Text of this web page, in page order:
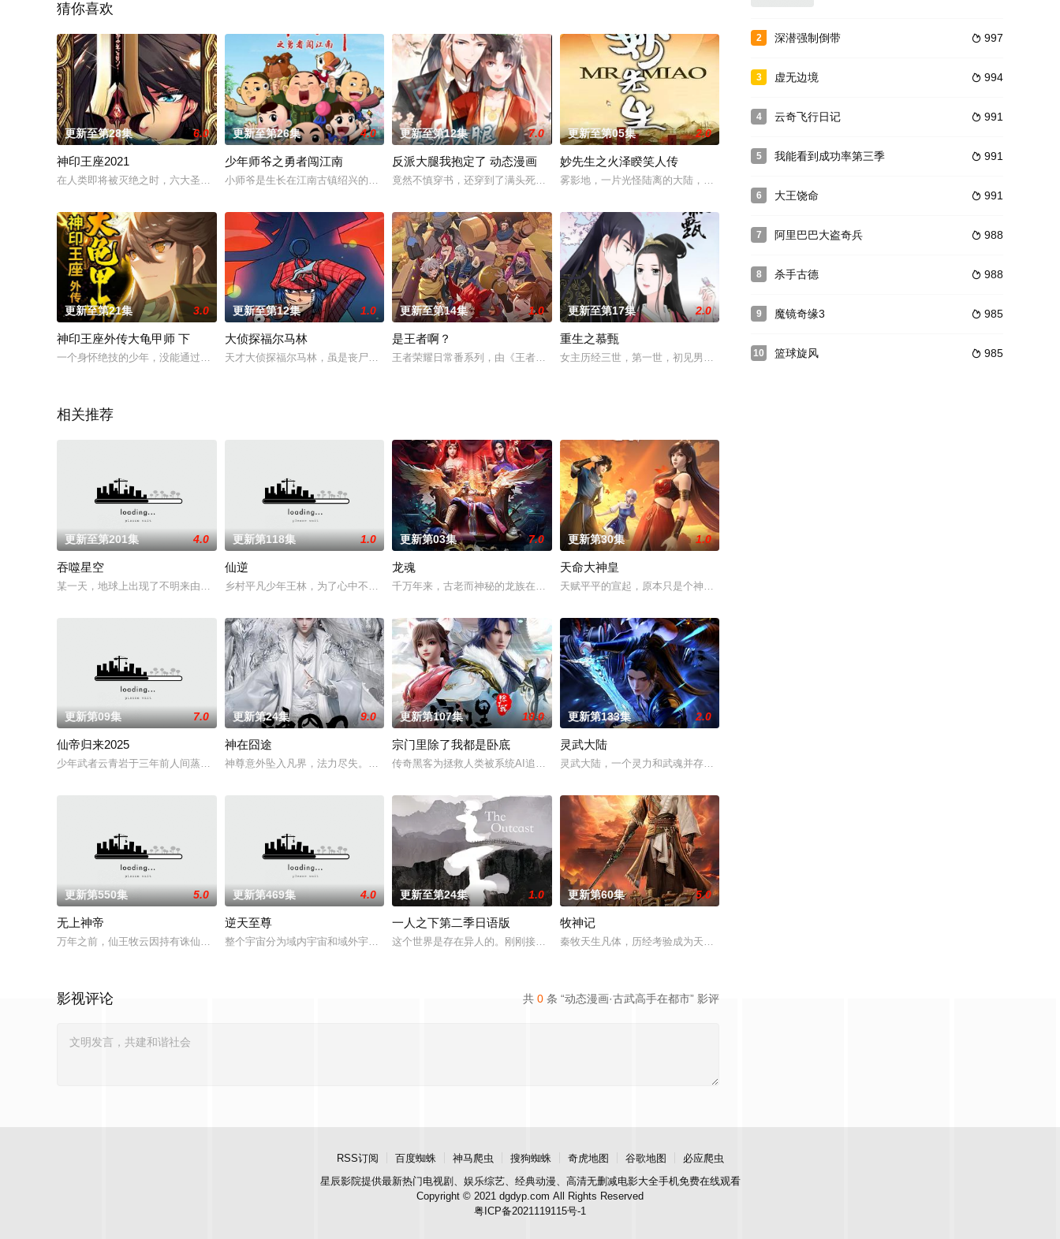
猜你喜欢
更新至第28集 6.0
神印王座2021
在人类即将被灭绝之时，六大圣殿崛起，带领着人类守住最后的领土。一名少年，为救母加入骑士圣殿，奇迹、诡计，不断在他身
更新至第26集 4.0
少年师爷之勇者闯江南
小师爷是生长在江南古镇绍兴的天才儿童，受师爷文化和老师爷的影响，立志做一名顶天立地，为国为民的大师爷。骄纵任性的十
更新至第12集 7.0
反派大腿我抱定了 动态漫画
竟然不慎穿书，还穿到了满头死亡flag的恶毒女二？ 不行，这个死亡flag，我一定要逃！ 什么！偏离人设，系统强制
更新至第05集 2.0
妙先生之火泽睽笑人传
雾影地，一片光怪陆离的大陆，丁果、笑人、红嫣，一群充满热血和激情的少年。这里怎么了？是人类的贪婪
更新至第21集 3.0
神印王座外传大龟甲师 下
一个身怀绝技的少年，没能通过遴选走上修真者之路，就在他调整好心态，接受这一事实的时候，几颗神秘的骰子突然出现，他突
更新至第12集 1.0
大侦探福尔马林
天才大侦探福尔马林，虽是丧尸，但智商一点也不比单细胞生物低！和普通丧尸不同，福尔马林通过换脑就能获得不同能力，随时
更新至第14集 1.0
是王者啊？
王者荣耀日常番系列，由《王者荣耀》自制，选材轻松日常，呈现英雄们高光之外的生活小短片，2022年敬请期待~ 本季故
更新至第17集 2.0
重生之慕甄
女主历经三世，第一世，初见男主，便情根深种，不顾父兄反对，执意嫁给男主，初来乍到，在森严的京城中
相关推荐
更新至第201集 4.0
吞噬星空
某一天，地球上出现了不明来由的RR病毒，将世界卷入灾难之中。受到感染的动物变异成为可怕的怪兽，大举入侵，人类面临毁
更新第118集 1.0
仙逆
乡村平凡少年王林，为了心中不屈的信念踏入仙门修行，克服天资不足的困境，逆流而上，积极面对苦难与挑战，不断突破自我，
更新第03集 7.0
龙魂
千万年来，古老而神秘的龙族在中土大陆繁衍生息。然而，神界的光魂与暗魂之争，也将龙族牵连其中。龙族陷入残酷的内乱，甚
更新第30集 1.0
天命大神皇
天赋平平的宣起，原本只是个神通榜上没有排名的神通者，人生理想只是在这一方天地中，安全第一地苟到最
更新第09集 7.0
仙帝归来2025
少年武者云青岩于三年前人间蒸发，实则被卷入仙界三千年并成为十大仙帝之一的云帝，却因厌倦仙界的尔虞我诈和对家人的思念
更新第24集 9.0
神在囧途
神尊意外坠入凡界，法力尽失。只因他破解飞升奥秘千年，不料第一步竟是化仙为凡，重头再来！神尊本想效仿其他修士，自此投
更新第107集 10.0
宗门里除了我都是卧底
传奇黑客为拯救人类被系统AI追杀身死，意外成为异界第一宗门的宗主，但为了应对宗内全是卧底的局面和随身而来的系统危机
更新第133集 2.0
灵武大陆
灵武大陆，一个灵力和武魂并存的世界，灵修一念动山河，武者徒手撕天地。星辰镇昔日天才辰天，十岁后武
更新第550集 5.0
无上神帝
万年之前，仙王牧云因持有诛仙图而遭人暗算，残魂沉睡万年之后，在天运大陆南云帝国有名的“废物牧云”身上觉醒。牧云初醒
更新第469集 4.0
逆天至尊
整个宇宙分为域内宇宙和域外宇宙，两个宇宙彼此为敌，域外宇宙由天魔统治，域内宇宙分为神界，仙界，凡间。在宇宙中，像天
更新至第24集 1.0
一人之下第二季日语版
这个世界是存在异人的。刚刚接触异人世界的张楚岚，加入了管理异人的组织“哪都通”。为了解开爷爷和自身的秘密，张楚岚和
更新第60集 5.0
牧神记
秦牧天生凡体，历经考验成为天魔教教主，被延康国封为第一任太学博士。延康国叛乱之战中秦牧引来魔神，
共 0 条 “动态漫画·古武高手在都市” 影评
影视评论
2  997
深潜强制倒带
3  994
虚无边境
4  991
云奇飞行日记
5  991
我能看到成功率第三季
6  991
大王饶命
7  988
阿里巴巴大盗奇兵
8  988
杀手古德
9  985
魔镜奇缘3
10  985
篮球旋风
RSS订阅 百度蜘蛛 神马爬虫 搜狗蜘蛛 奇虎地图 谷歌地图
必应爬虫
星辰影院提供最新热门电视剧、娱乐综艺、经典动漫、高清无删减电影大全手机免费在线观看
Copyright © 2021 dgdyp.com All Rights Reserved
粤ICP备2021119115号-1